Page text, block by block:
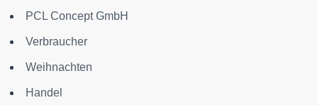
PCL Concept GmbH
Verbraucher
Weihnachten
Handel